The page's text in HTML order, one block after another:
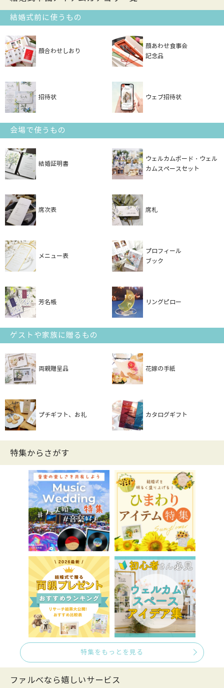
結婚式前に使うもの
顔合わせしおり
顔あわせ食事会
記念品
招待状 ウェブ招待状
会場で使うもの
結婚証明書
ウェルカムボード・ウェル
カムスペースセット
席次表 席札
メニュー表
プロフィール
ブック
芳名帳 リングピロー
ゲストや家族に贈るもの
両親贈呈品 花嫁の手紙
プチギフト、お礼 カタログギフト
特集からさがす
特集をもっとを見る
ファルべなら嬉しいサービス